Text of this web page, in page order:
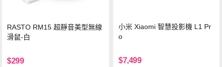
RASTO RM15 超靜音美型無線
滑鼠-白
$299
小米 Xiaomi 智慧投影機 L1 Pr
o
$7,499